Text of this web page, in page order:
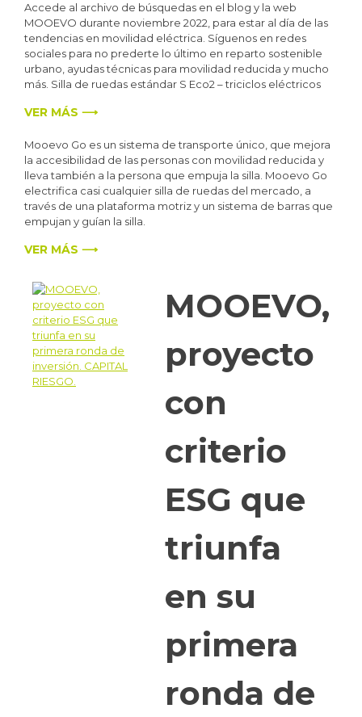
Accede al archivo de búsquedas en el blog y la web
MOOEVO durante noviembre 2022, para estar al día de las
tendencias en movilidad eléctrica. Síguenos en redes
sociales para no prederte lo último en reparto sostenible
urbano, ayudas técnicas para movilidad reducida y mucho
más. Silla de ruedas estándar S Eco2 – triciclos eléctricos
VER MÁS ⟶
Mooevo Go es un sistema de transporte único, que mejora
la accesibilidad de las personas con movilidad reducida y
lleva también a la persona que empuja la silla. Mooevo Go
electrifica casi cualquier silla de ruedas del mercado, a
través de una plataforma motriz y un sistema de barras que
empujan y guían la silla.
VER MÁS ⟶
MOOEVO,
proyecto
con
criterio
ESG que
triunfa
en su
primera
ronda de